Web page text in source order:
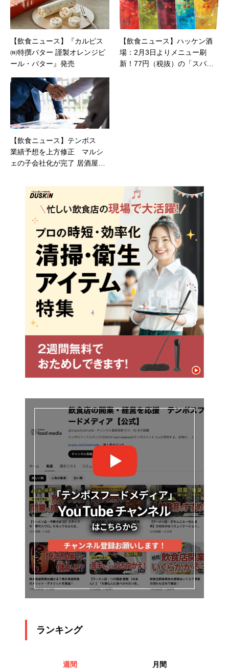
【飲食ニュース】『カルピス
㈱特撰バター 謹製オレンジピ
ール・バター』発売
【飲食ニュース】ハッケン酒
場：2月3日よりメニュー刷
新！77円（税抜）の「スパイ
【飲食ニュース】テンポス
業績予想を上方修正 マルシ
ェの子会社化が完了 居酒屋
伝」などを展開するマルシェ
と連携し、外食事業売上500億
円体制の実現を加速
ランキング
週間 月間